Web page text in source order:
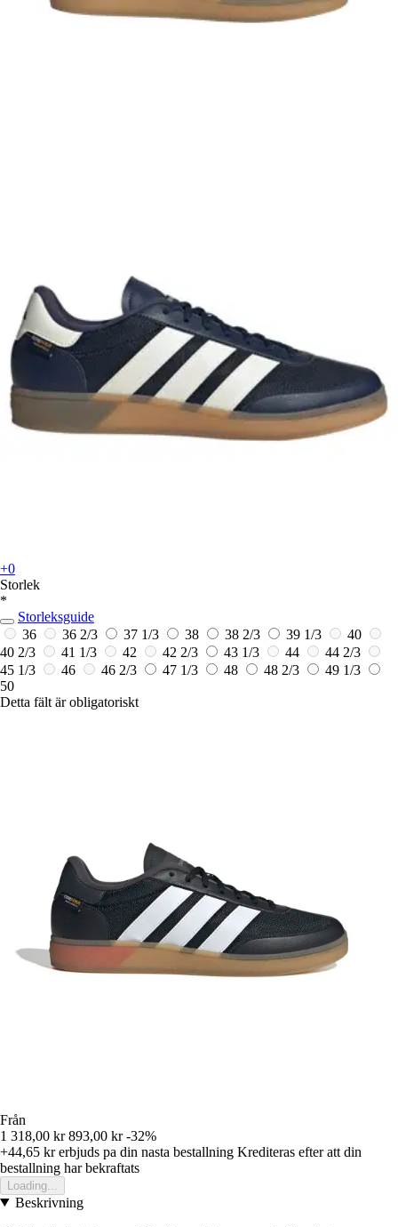
+0
Storlek
*
Storleksguide
36
36 2/3 37 1/3 38 38 2/3 39 1/3
40
40 2/3
41 1/3 42 42 2/3 43 1/3 44
44 2/3
45 1/3
46 46 2/3 47 1/3 48 48 2/3
49 1/3
50
Detta fält är obligatoriskt
Från
1 318,00 kr 893,00 kr -32%
+44,65 krerbjuds pa din nasta bestallning Krediteras efter att din
bestallning har bekraftats
Loading...
Beskrivning